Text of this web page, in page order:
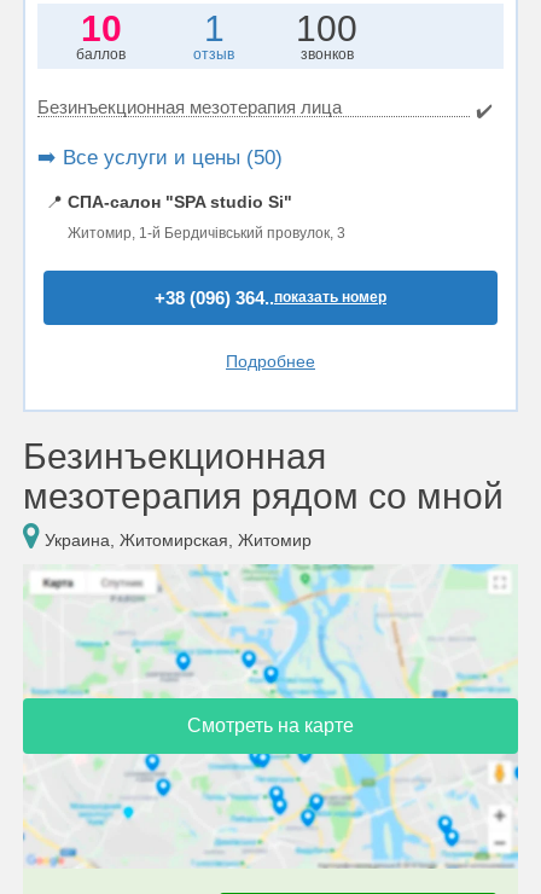
10
баллов
1
отзыв
100
звонков
Безинъекционная мезотерапия лица ✔️
➡️ Все услуги и цены (50)
📍 СПА-салон "SPA studio Si"
Житомир, 1-й Бердичівський провулок, 3
+38 (096) 364..показать номер
Подробнее
Безинъекционная
мезотерапия рядом со мной
Украина, Житомирская, Житомир
Смотреть на карте